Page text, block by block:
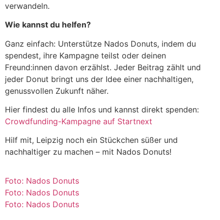
verwandeln.
Wie kannst du helfen?
Ganz einfach: Unterstütze Nados Donuts, indem du
spendest, ihre Kampagne teilst oder deinen
Freund:innen davon erzählst. Jeder Beitrag zählt und
jeder Donut bringt uns der Idee einer nachhaltigen,
genussvollen Zukunft näher.
Hier findest du alle Infos und kannst direkt spenden:
Crowdfunding-Kampagne auf Startnext
Hilf mit, Leipzig noch ein Stückchen süßer und
nachhaltiger zu machen – mit Nados Donuts!
Foto: Nados Donuts
Foto: Nados Donuts
Foto: Nados Donuts